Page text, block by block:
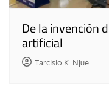
De la invención
artificial
Tarcisio K. Njue